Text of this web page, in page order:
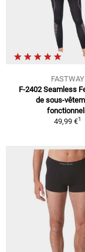
FASTWAY
F-2402 Seamless
de sous-
49,99 €1